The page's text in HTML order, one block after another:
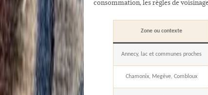
consommation, les règles de
Zone ou contexte
Annecy, lac et communes proches
Chamonix, Megève, Combloux